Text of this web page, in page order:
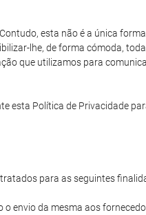
esta não é a única
lhe, de forma cómoda,
que utilizamos para
Política de Privacidade
para as seguintes
envio da mesma aos